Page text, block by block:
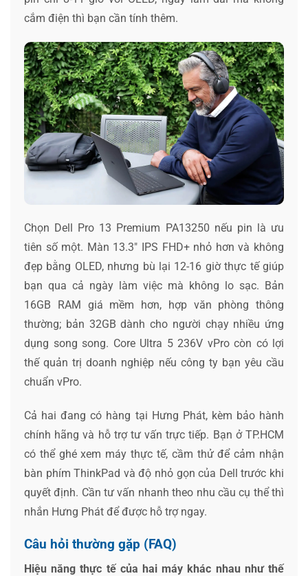
cắm điện thì bạn cần tính thêm.
Chọn Dell Pro 13 Premium PA13250 nếu pin là ưu
tiên số một. Màn 13.3″ IPS FHD+ nhỏ hơn và không
đẹp bằng OLED, nhưng bù lại 12-16 giờ thực tế giúp
bạn qua cả ngày làm việc mà không lo sạc. Bản
16GB RAM giá mềm hơn, hợp văn phòng thông
thường; bản 32GB dành cho người chạy nhiều ứng
dụng song song. Core Ultra 5 236V vPro còn có lợi
thế quản trị doanh nghiệp nếu công ty bạn yêu cầu
chuẩn vPro.
Cả hai đang có hàng tại Hưng Phát, kèm bảo hành
chính hãng và hỗ trợ tư vấn trực tiếp. Bạn ở TP.HCM
có thể ghé xem máy thực tế, cầm thử để cảm nhận
bàn phím ThinkPad và độ nhỏ gọn của Dell trước khi
quyết định. Cần tư vấn nhanh theo nhu cầu cụ thể thì
nhắn Hưng Phát để được hỗ trợ ngay.
Câu hỏi thường gặp (FAQ)
Hiệu năng thực tế của hai máy khác nhau như thế